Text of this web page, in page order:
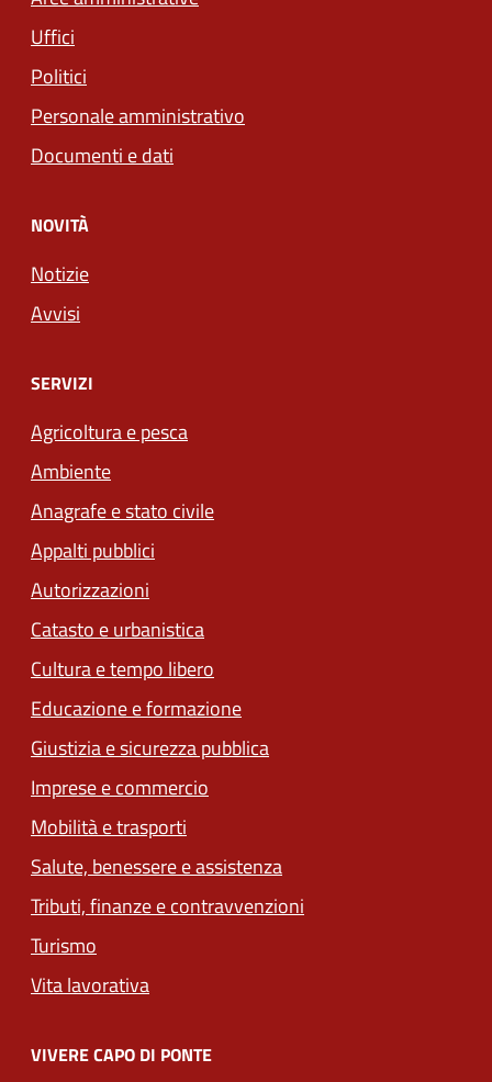
Uffici
Politici
Personale amministrativo
Documenti e dati
NOVITÀ
Notizie
Avvisi
SERVIZI
Agricoltura e pesca
Ambiente
Anagrafe e stato civile
Appalti pubblici
Autorizzazioni
Catasto e urbanistica
Cultura e tempo libero
Educazione e formazione
Giustizia e sicurezza pubblica
Imprese e commercio
Mobilità e trasporti
Salute, benessere e assistenza
Tributi, finanze e contravvenzioni
Turismo
Vita lavorativa
VIVERE CAPO DI PONTE